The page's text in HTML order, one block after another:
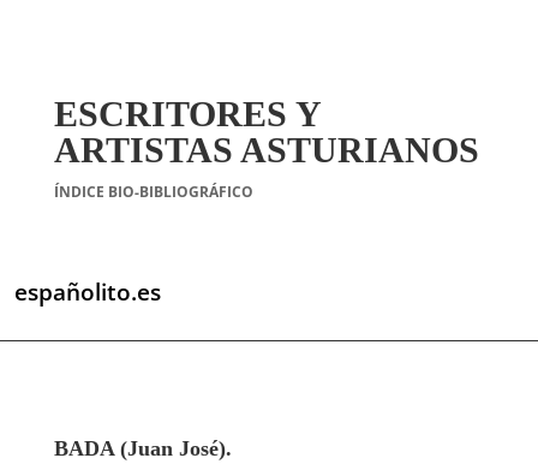
ESCRITORES Y
ARTISTAS ASTURIANOS
ÍNDICE BIO-BIBLIOGRÁFICO
españolito.es
BADA (Juan José).